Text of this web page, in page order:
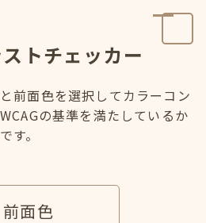
トチェッカー
前面色を選択してカラーコン
の基準を満たしているか
す。
前面色